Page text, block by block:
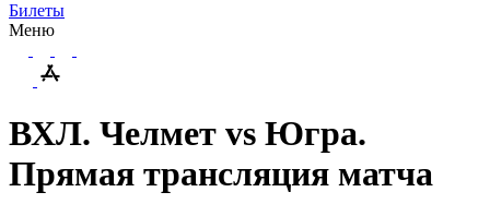
Билеты
Меню
ВХЛ. Челмет vs Югра.
Прямая трансляция матча